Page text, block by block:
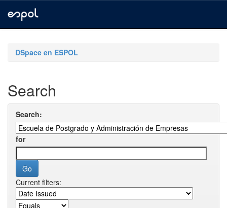
navigationDSpace en ESPOL
Search
Search:
for
Current filters: